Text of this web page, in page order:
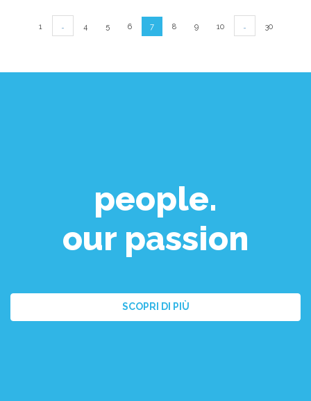
1 4 5 6 7 8 9 10 30
people.
our passion
SCOPRI DI PIÙ